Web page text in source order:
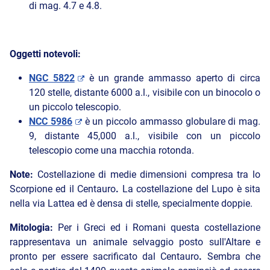
di mag. 4.7 e 4.8.
Oggetti notevoli:
NGC 5822
è un grande ammasso aperto di circa
120 stelle, distante 6000 a.l., visibile con un binocolo o
un piccolo telescopio.
NCC 5986
è un piccolo ammasso globulare di mag.
9, distante 45,000 a.l., visibile con un piccolo
telescopio come una macchia rotonda.
Note: Costellazione di medie dimensioni compresa tra lo
Scorpione ed il Centauro. La costellazione del Lupo è sita
nella via Lattea ed è densa di stelle, specialmente doppie.
Mitologia: Per i Greci ed i Romani questa costellazione
rappresentava un animale selvaggio posto sull'Altare e
pronto per essere sacrificato dal Centauro. Sembra che